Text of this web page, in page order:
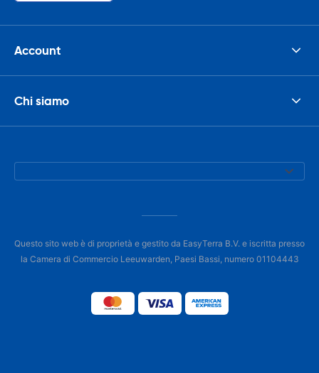
Account
Chi siamo
Questo sito web è di proprietà e gestito da EasyTerra B.V. e iscritta presso
la Camera di Commercio Leeuwarden, Paesi Bassi, numero 01104443